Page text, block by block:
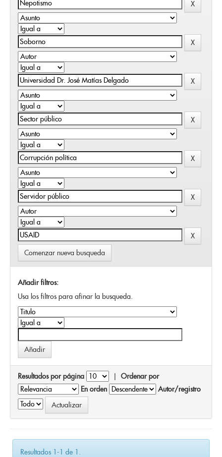
Comenzar nueva busqueda
Añadir filtros:
Usa los filtros para afinar la busqueda.
Resultados por página | Ordenar por
En orden
Autor/registro
Resultados 1-1 de 1.